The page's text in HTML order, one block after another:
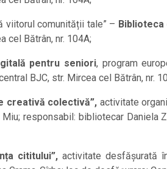
viitorul comunității tale” – Biblioteca
cel Bătrân, nr. 104A;
pentru seniori, program
BJC, str. Mircea cel Bătrân, nr.
creativă colectivă”, activitate
responsabil: bibliotecar Daniela
cititului”,activitate desfășurată